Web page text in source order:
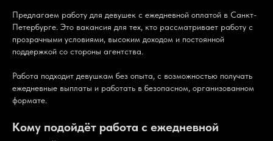
Предлагаем работу для девушек с ежедневной оплатой в Санкт-
Петербурге. Это вакансия для тех, кто рассматривает работу с
прозрачными условиями, высоким доходом и постоянной
поддержкой со стороны агентства.
Работа подходит девушкам без опыта, с возможностью получать
ежедневные выплаты и работать в безопасном, организованном
формате.
Кому подойдёт работа с ежедневной